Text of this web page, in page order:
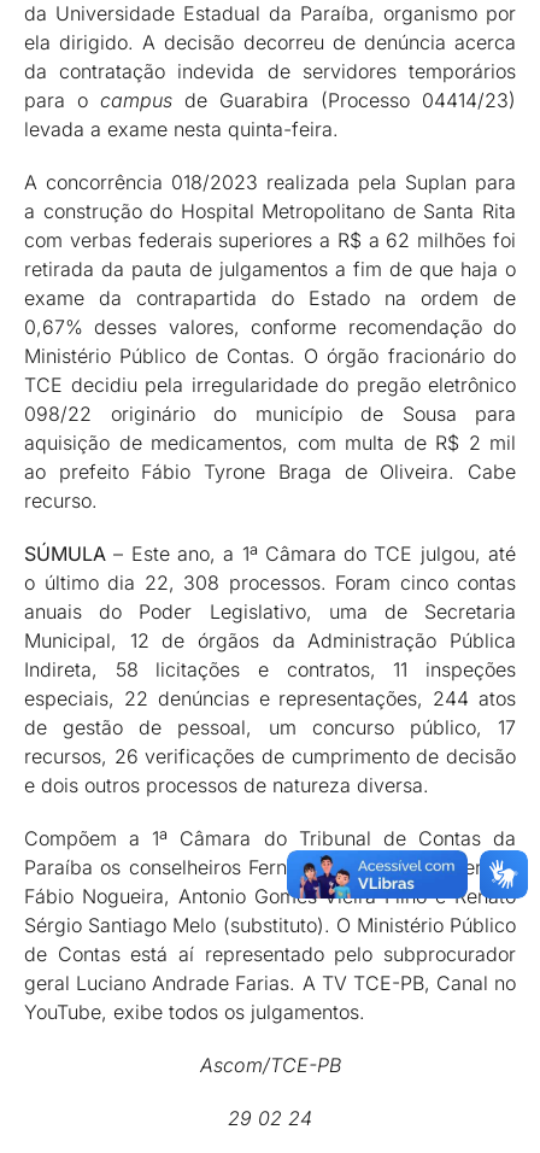
da Universidade Estadual da Paraíba, organismo por
ela dirigido. A decisão decorreu de denúncia acerca
da contratação indevida de servidores temporários
para o campus de Guarabira (Processo 04414/23)
levada a exame nesta quinta-feira.
A concorrência 018/2023 realizada pela Suplan para
a construção do Hospital Metropolitano de Santa Rita
com verbas federais superiores a R$ a 62 milhões foi
retirada da pauta de julgamentos a fim de que haja o
exame da contrapartida do Estado na ordem de
0,67% desses valores, conforme recomendação do
Ministério Público de Contas. O órgão fracionário do
TCE decidiu pela irregularidade do pregão eletrônico
098/22 originário do município de Sousa para
aquisição de medicamentos, com multa de R$ 2 mil
ao prefeito Fábio Tyrone Braga de Oliveira. Cabe
recurso.
SÚMULA – Este ano, a 1ª Câmara do TCE julgou, até
o último dia 22, 308 processos. Foram cinco contas
anuais do Poder Legislativo, uma de Secretaria
Municipal, 12 de órgãos da Administração Pública
Indireta, 58 licitações e contratos, 11 inspeções
especiais, 22 denúncias e representações, 244 atos
de gestão de pessoal, um concurso público, 17
recursos, 26 verificações de cumprimento de decisão
e dois outros processos de natureza diversa.
Compõem a 1ª Câmara do Tribunal de Contas da
Paraíba os conselheiros Fernando Catão (presidente),
Fábio Nogueira, Antonio Gomes Vieira Filho e Renato
Sérgio Santiago Melo (substituto). O Ministério Público
de Contas está aí representado pelo subprocurador
geral Luciano Andrade Farias. A TV TCE-PB, Canal no
YouTube, exibe todos os julgamentos.
Ascom/TCE-PB
29 02 24